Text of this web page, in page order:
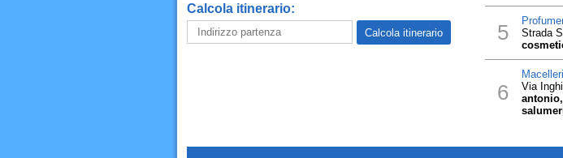
Calcola itinerario:
5
Strada
6
Via